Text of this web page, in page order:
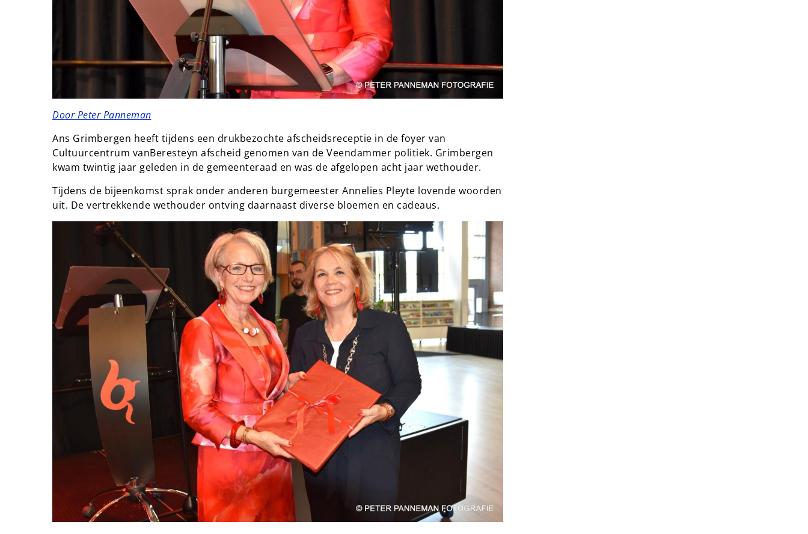
Door Peter Panneman
Ans Grimbergen heeft tijdens een drukbezochte afscheidsreceptie in de foyer van
Cultuurcentrum vanBeresteyn afscheid genomen van de Veendammer politiek. Grimbergen
kwam twintig jaar geleden in de gemeenteraad en was de afgelopen acht jaar wethouder.
Tijdens de bijeenkomst sprak onder anderen burgemeester Annelies Pleyte lovende woorden
uit. De vertrekkende wethouder ontving daarnaast diverse bloemen en cadeaus.